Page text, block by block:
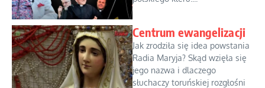
Centrum ewangelizacji
Jak zrodziła się idea powstania
Radia Maryja? Skąd wzięła się
jego nazwa i dlaczego
słuchaczy toruńskiej rozgłośni